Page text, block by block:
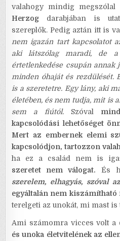
valahogy mindig
Herzog darabjában is
szereplők. Pedig aztán itt is
nem igazán tart kapcsolatot
aki látszólag maradi, de a
értetlenkedése csupán annak
minden óhaját és rezdülését.
is a szeretetre. Egy lány, aki
életében, és nem tudja, mit is
sem a fiútól.Szóval
kapcsolódási lehetőséget
Mert az embernek elemi
kapcsolódjon, tartozzon
ha ez a család nem is
szeretet nem válogat. És
szerelem, elhagyás, szóval
egyáltalán nem kiszámítható
terelgeti az unokát, mi mast is
Ami számomra vicces volt a
és unoka életvitelének az